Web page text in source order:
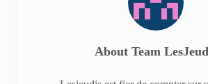
About Team